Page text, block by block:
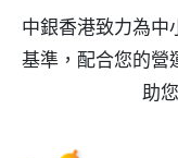
中銀香港致力為中
基準，配合您的營
助